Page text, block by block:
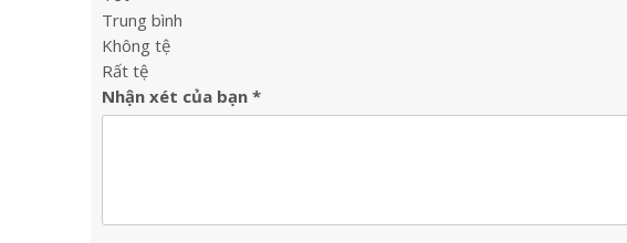
Trung bình
Không tệ
Rất tệ
Nhận xét của bạn *